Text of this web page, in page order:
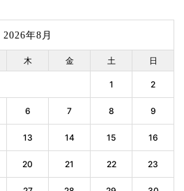
2026年8月
木 金 土 日
1 2
6 7 8 9
13 14 15 16
20 21 22 23